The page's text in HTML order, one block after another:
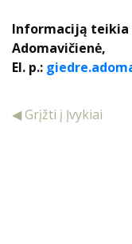
Informaciją teikia
Adomavičienė,
El. p.:
◀ Grįžti į Įvykiai